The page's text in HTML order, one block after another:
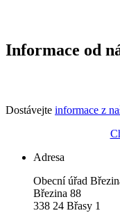
Informace od
Dostávejte informace z
Adresa
Obecní úřad
Březina 88
338 24 Břasy 1